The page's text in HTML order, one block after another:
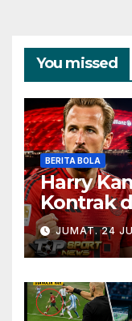
You missed
BERITA BOLA
Harry
Kontrak
JUMAT. 24